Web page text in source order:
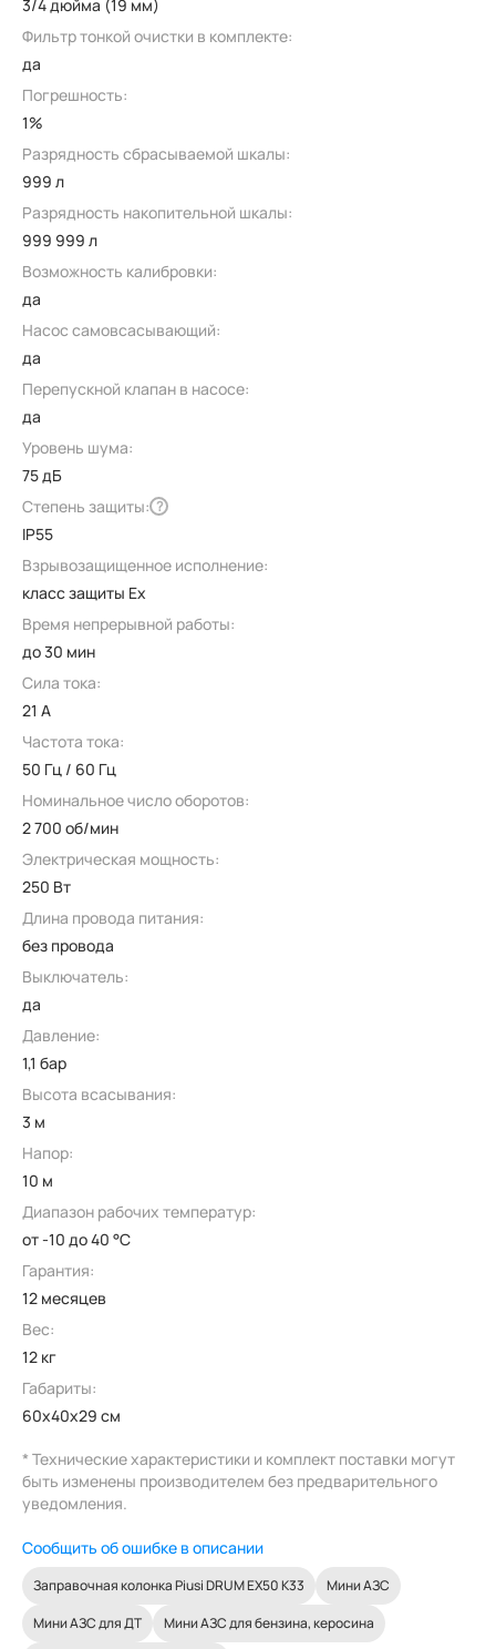
3/4 дюйма (19 мм)
Фильтр тонкой очистки в комплекте:
да
Погрешность:
1%
Разрядность сбрасываемой шкалы:
999 л
Разрядность накопительной шкалы:
999 999 л
Возможность калибровки:
да
Насос самовсасывающий:
да
Перепускной клапан в насосе:
да
Уровень шума:
75 дБ
Степень защиты: ?
IP55
Взрывозащищенное исполнение:
класс защиты Ex
Время непрерывной работы:
до 30 мин
Сила тока:
21 А
Частота тока:
50 Гц / 60 Гц
Номинальное число оборотов:
2 700 об/мин
Электрическая мощность:
250 Вт
Длина провода питания:
без провода
Выключатель:
да
Давление:
1,1 бар
Высота всасывания:
3 м
Напор:
10 м
Диапазон рабочих температур:
от -10 до 40 °C
Гарантия:
12 месяцев
Вес:
12 кг
Габариты:
60x40x29 см
* Технические характеристики и комплект поставки могут
быть изменены производителем без предварительного
уведомления.
Сообщить об ошибке в описании
Заправочная колонка Piusi DRUM EX50 K33
Мини АЗС
Мини АЗС для ДТ
Мини АЗС для бензина, керосина